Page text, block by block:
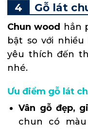
Gỗ lát
Chun wood
hẳn
bật so với
yêu thích đến
nhé.
Ưu điểm gỗ lát
Vân gỗ đẹp,
chun có